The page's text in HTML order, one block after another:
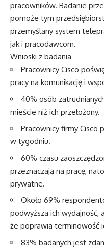
pracowników. Badanie
pomoże tym
przemyślany system
jak i pracodawcom.
Wnioski z badania
Pracownicy Cisco
pracy na komunikację i
40% osób
mieście niż ich przełożony.
Pracownicy firmy Cisco
w tygodniu.
60% czasu
przeznaczają na pracę,
prywatne.
Około 69%
podwyższa ich wydajność,
że poprawia terminowość
83% badanych jest